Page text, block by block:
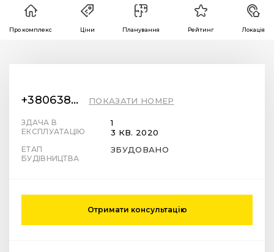
Про комплекс Ціни Планування Рейтинг Локація
+380638877717 ПОКАЗАТИ НОМЕР
ЗДАЧА В
ЕКСПЛУАТАЦІЮ
1
3 КВ. 2020
ЕТАП
БУДІВНИЦТВА
ЗБУДОВАНО
Отримати консультацію